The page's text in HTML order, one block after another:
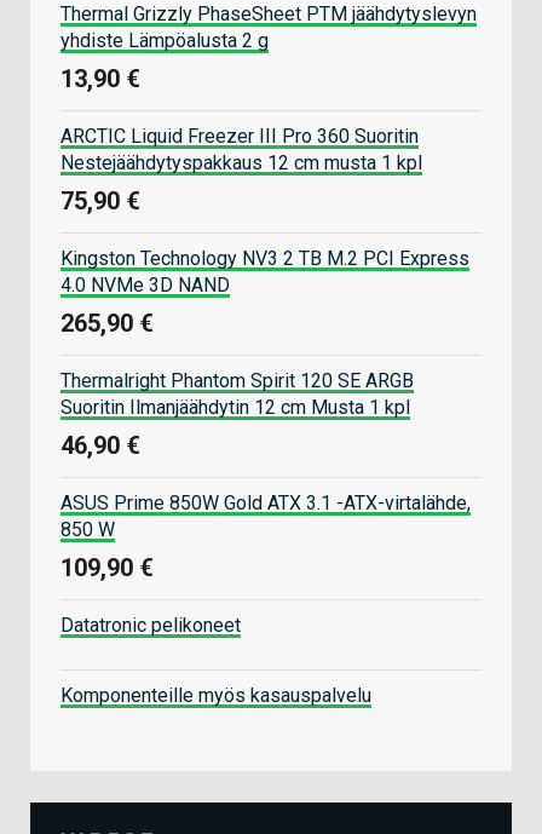
Thermal Grizzly PhaseSheet PTM jäähdytyslevyn
yhdiste Lämpöalusta 2 g
13,90 €
ARCTIC Liquid Freezer III Pro 360 Suoritin
Nestejäähdytyspakkaus 12 cm musta 1 kpl
75,90 €
Kingston Technology NV3 2 TB M.2 PCI Express
4.0 NVMe 3D NAND
265,90 €
Thermalright Phantom Spirit 120 SE ARGB
Suoritin Ilmanjäähdytin 12 cm Musta 1 kpl
46,90 €
ASUS Prime 850W Gold ATX 3.1 -ATX-virtalähde,
850 W
109,90 €
Datatronic pelikoneet
Komponenteille myös kasauspalvelu